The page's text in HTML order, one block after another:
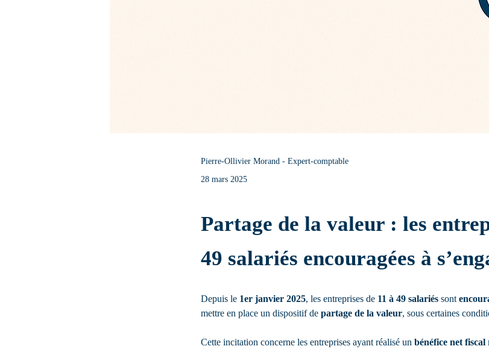
Pierre-Ollivier Morand - Expert-comptable
28 mars 2025
Partage de la valeur : les
49 salariés encouragées à
Depuis le 1er janvier 2025, les entreprises de 11 à 49 salariés sont
mettre en place un dispositif de partage de la valeur, sous certaines
Cette incitation concerne les entreprises ayant réalisé un bénéfice net